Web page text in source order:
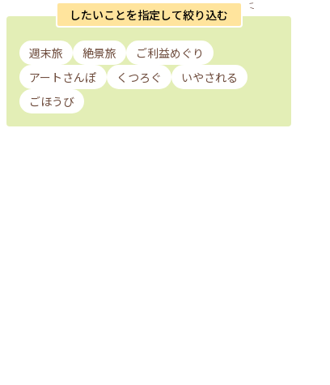
したいことを指定して絞り込む
週末旅 絶景旅
ご利益めぐり
アートさんぽ
くつろぐ
いやされる
ごほうび